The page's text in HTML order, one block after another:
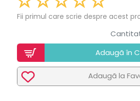
Fii primul care scrie despre acest
Adaugã în
Adaugã la